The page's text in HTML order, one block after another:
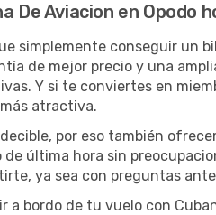
De Aviacion en Opodo
simplemente conseguir un
de mejor precio y una
Y si te conviertes en
atractiva.
por eso también
última hora sin
ya sea con preguntas
bordo de tu vuelo con